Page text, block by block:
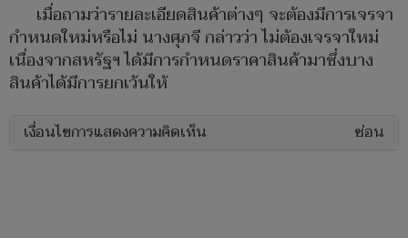
เมื่อถามว่ารายละเอียดสินค้าต่างๆ จะต้องมีการเจรจา
กำหนดใหม่หรือไม่ นางศุภจี กล่าวว่า ไม่ต้องเจรจาใหม่
เนื่องจากสหรัฐฯ ได้มีการกำหนดราคาสินค้ามาซึ่งบาง
สินค้าได้มีการยกเว้นให้
เงื่อนไขการแสดงความคิดเห็น ซ่อน